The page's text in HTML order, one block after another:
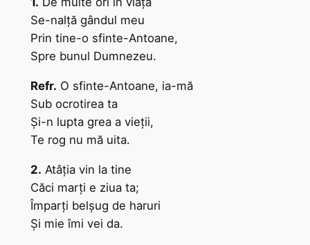
Se-nalţă gândul meu
Prin tine-o sfinte-Antoane,
Spre bunul Dumnezeu.
Refr. O sfinte-Antoane, ia-mă
Sub ocrotirea ta
Şi-n lupta grea a vieţii,
Te rog nu mă uita.
2. Atâţia vin la tine
Căci marţi e ziua ta;
Împarţi belşug de haruri
Şi mie îmi vei da.